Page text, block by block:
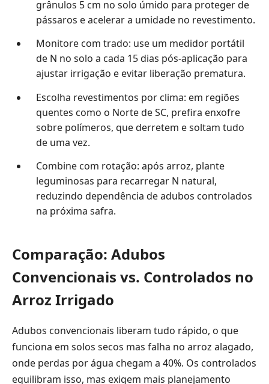
grânulos 5 cm no solo úmido para proteger de
pássaros e acelerar a umidade no revestimento.
Monitore com trado: use um medidor portátil
de N no solo a cada 15 dias pós-aplicação para
ajustar irrigação e evitar liberação prematura.
Escolha revestimentos por clima: em regiões
quentes como o Norte de SC, prefira enxofre
sobre polímeros, que derretem e soltam tudo
de uma vez.
Combine com rotação: após arroz, plante
leguminosas para recarregar N natural,
reduzindo dependência de adubos controlados
na próxima safra.
Comparação: Adubos
Convencionais vs. Controlados no
Arroz Irrigado
Adubos convencionais liberam tudo rápido, o que
funciona em solos secos mas falha no arroz alagado,
onde perdas por água chegam a 40%. Os controlados
equilibram isso, mas exigem mais planejamento